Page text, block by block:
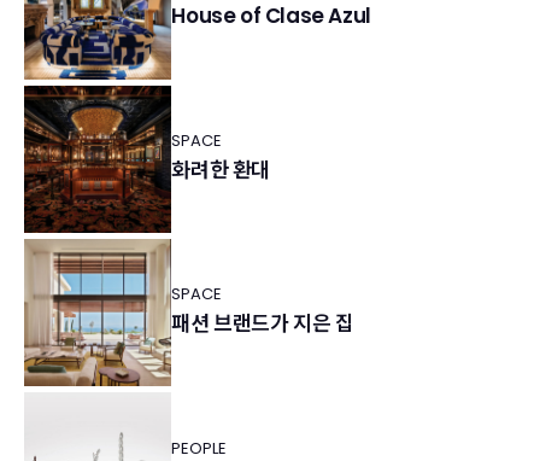
House of Clase Azul
SPACE
화려한 환대
SPACE
패션 브랜드가 지은 집
PEOPLE